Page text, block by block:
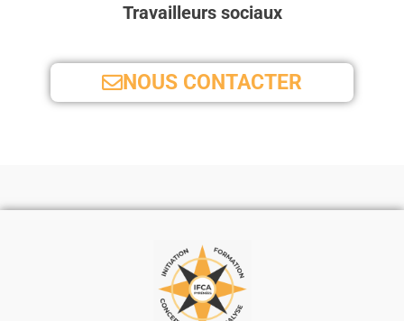
Travailleurs sociaux
NOUS CONTACTER